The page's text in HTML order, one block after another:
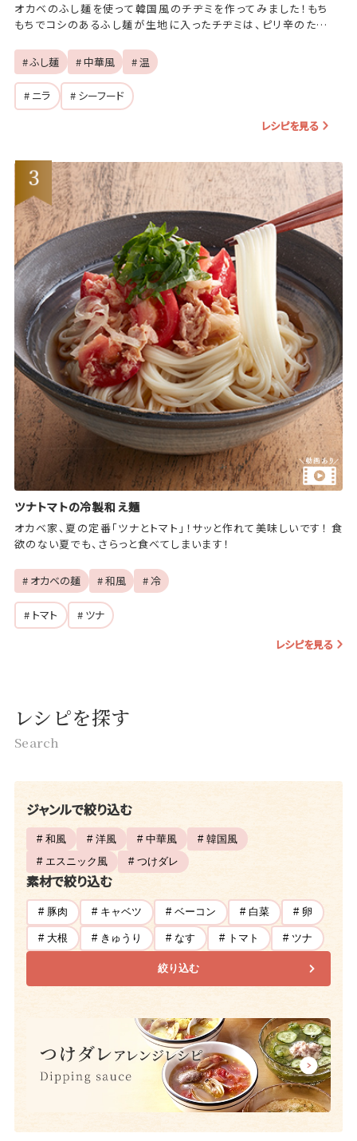
オカベのふし麺を使って韓国風のチヂミを作ってみました！もち
もちでコシのあるふし麺が生地に入ったチヂミは、ピリ辛のたれ
# ふし麺 # 中華風 # 温
# ニラ
# シーフード
レシピを見る
ツナトマトの冷製和え麺
オカベ家、夏の定番「ツナとトマト」！サッと作れて美味しいです！ 食
欲のない夏でも、さらっと食べてしまいます！
# オカベの麺 # 和風 # 冷
# トマト
# ツナ
レシピを見る
レシピを探す
Search
ジャンルで絞り込む
# 和風 # 洋風 # 中華風
# 韓国風
# エスニック風
# つけダレ
素材で絞り込む
# 豚肉 # キャベツ # ベーコン # 白菜 # 卵
# 大根 # きゅうり # なす # トマト # ツナ
絞り込む